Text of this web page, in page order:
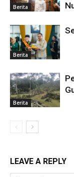
Berita
Berita
Berita
LEAVE A REPLY